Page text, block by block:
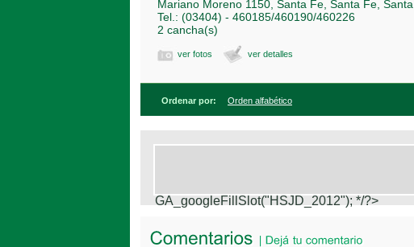
Mariano Moreno 1150, Santa Fe, Santa Fe,
Tel.: (03404) - 460185/460190/460226
2 cancha(s)
ver fotos ver detalles
Ordenar por: Orden alfabético
GA_googleFillSlot("HSJD_2012"); */?>